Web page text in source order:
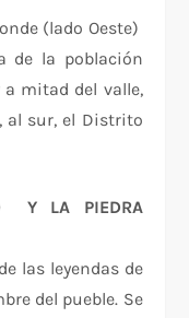
(lado Oeste)
de la población
mitad del valle,
al sur, el Distrito
Y LA PIEDRA
las leyendas de
del pueble. Se